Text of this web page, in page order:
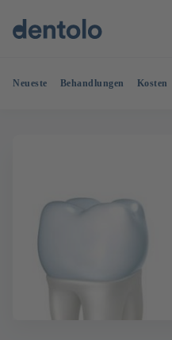
Neueste Behandlungen Kosten